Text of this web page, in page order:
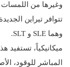
وغيرها من اللمسات
تتوافر تيراين
وهما SLE و SLT.
ميكانيكياً، تستفيد